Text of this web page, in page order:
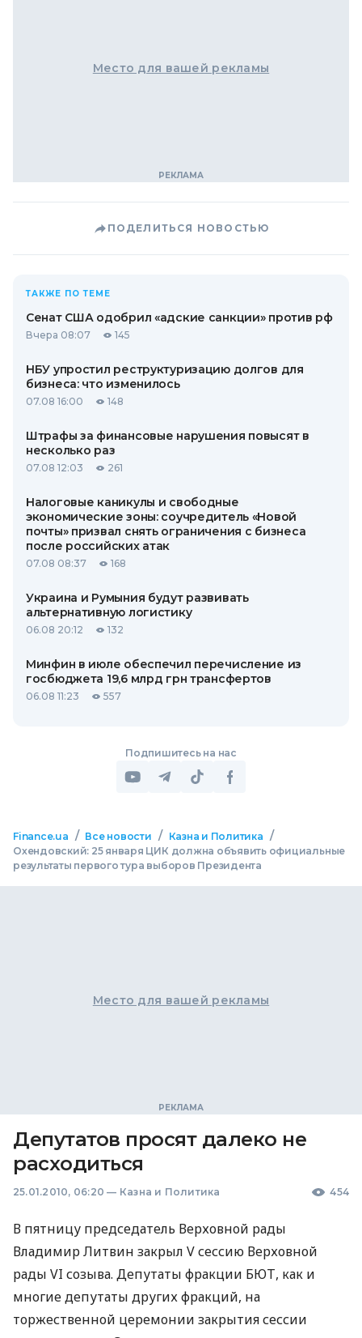
Место для вашей рекламы
ПОДЕЛИТЬСЯ НОВОСТЬЮ
ТАКЖЕ ПО ТЕМЕ
Сенат США одобрил «адские санкции» против рф
Вчера 08:07 145
НБУ упростил реструктуризацию долгов для
бизнеса: что изменилось
07.08 16:00 148
Штрафы за финансовые нарушения повысят в
несколько раз
07.08 12:03 261
Налоговые каникулы и свободные
экономические зоны: соучредитель «Новой
почты» призвал снять ограничения с бизнеса
после российских атак
07.08 08:37 168
Украина и Румыния будут развивать
альтернативную логистику
06.08 20:12 132
Минфин в июле обеспечил перечисление из
госбюджета 19,6 млрд грн трансфертов
06.08 11:23 557
Подпишитесь на нас
Finance.ua / Все новости / Казна и Политика /
Охендовский: 25 января ЦИК должна объявить официальные
результаты первого тура выборов Президента
Место для вашей рекламы
Депутатов просят далеко не
расходиться
25.01.2010, 06:20 — Казна и Политика 454
В пятницу председатель Верховной рады
Владимир Литвин закрыл V сессию Верховной
рады VI созыва. Депутаты фракции БЮТ, как и
многие депутаты других фракций, на
торжественной церемонии закрытия сессии